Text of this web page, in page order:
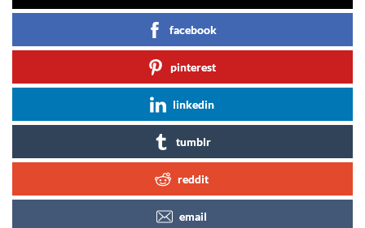
facebook
pinterest
linkedin
tumblr
reddit
email